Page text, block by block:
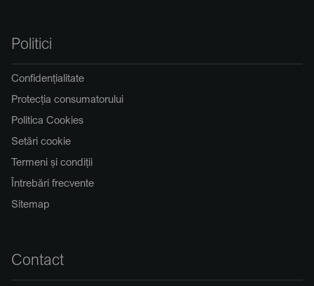
Politici
Confidențialitate
Protecția consumatorului
Politica Cookies
Setări cookie
Termeni și condiții
Întrebări frecvente
Sitemap
Contact